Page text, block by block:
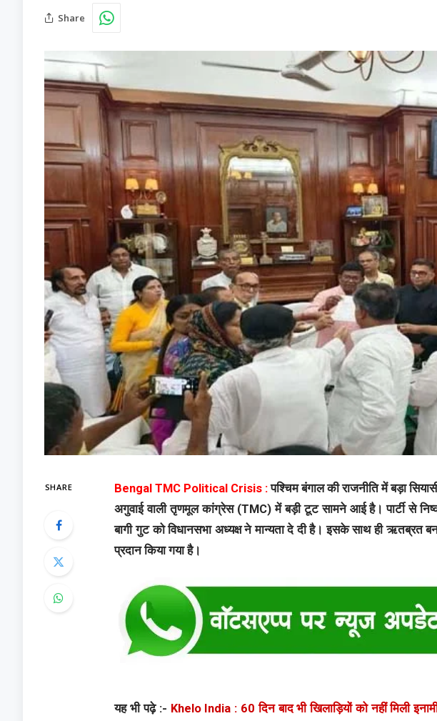
Share
SHARE Bengal TMC Political Crisis :पश्चिम बंगाल की राजनीति में बड़ा
अगुवाई वाली तृणमूल कांग्रेस (TMC) में बड़ी टूट सामने आई है। पार्टी से
बागी गुट को विधानसभा अध्यक्ष ने मान्यता दे दी है। इसके साथ ही ऋतब्रत
प्रदान किया गया है।
यह भी पढ़े :- Khelo India : 60 दिन बाद भी खिलाड़ियों को नहीं मिली